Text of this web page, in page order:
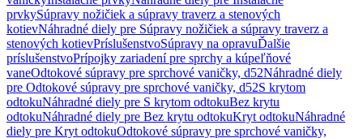
prvkySúpravy nožičiek a súpravy traverz a stenových
kotievNáhradné diely pre Súpravy nožičiek a súpravy traverz a
stenových kotievPríslušenstvoSúpravy na opravuĎalšie
príslušenstvoPrípojky zariadení pre sprchy a kúpeľňové
vaneOdtokové súpravy pre sprchové vaničky, d52Náhradné diely
pre Odtokové súpravy pre sprchové vaničky, d52S krytom
odtokuNáhradné diely pre S krytom odtokuBez krytu
odtokuNáhradné diely pre Bez krytu odtokuKryt odtokuNáhradné
diely pre Kryt odtokuOdtokové súpravy pre sprchové vaničky,